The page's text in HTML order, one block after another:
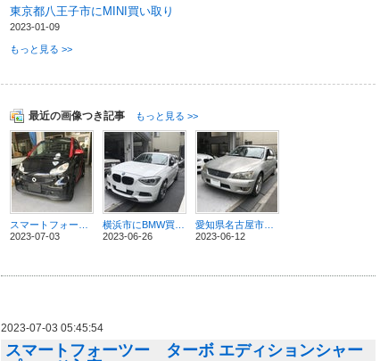
東京都八王子市にMINI買い取り
2023-01-09
もっと見る >>
最近の画像つき記事 もっと見る >>
2023-07-03
2023-06-26
2023-06-12
2023-07-03 05:45:54
スマートフォーツー ターボ エディションシャー